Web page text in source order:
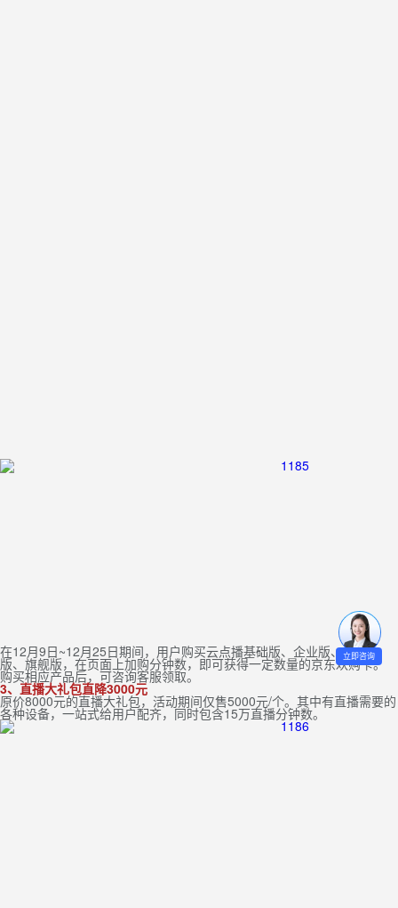
在12月9日~12月25日期间，用户购买云点播基础版、企业版、大客户
版、旗舰版，在页面上加购分钟数，即可获得一定数量的京东欢购卡。
购买相应产品后，可咨询客服领取。
3、直播大礼包直降3000元
原价8000元的直播大礼包，活动期间仅售5000元/个。其中有直播需要的
各种设备，一站式给用户配齐，同时包含15万直播分钟数。
立即咨询